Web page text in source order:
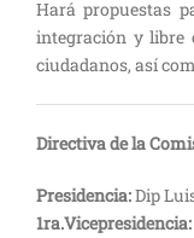
Hará propuestas
integración y libre
ciudadanos, así
Directiva de la
Presidencia:Dip
1ra.Vicepresidencia: